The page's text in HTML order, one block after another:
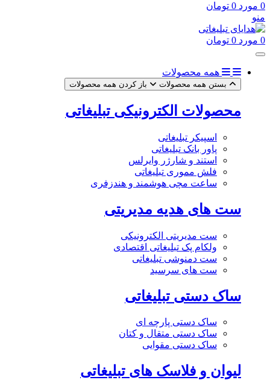
0 مورد 0 تومان
منو
0 مورد 0 تومان
همه محصولات
بستن همه محصولات باز کردن همه محصولات
محصولات الکترونیکی تبلیغاتی
اسپیکر تبلیغاتی
پاور بانک تبلیغاتی
استند و شارژر وایرلس
فلش مموری تبلیغاتی
ساعت مچی هوشمند و هندزفری
ست های هدیه مدیریتی
ست مدیریتی الکترونیکی
ولکام پک تبلیغاتی اقتصادی
ست دمنوشی تبلیغاتی
ست های سرسید
ساک دستی تبلیغاتی
ساک دستی پارچه ای
ساک دستی متقال و کتان
ساک دستی مقوایی
لیوان و فلاسک های تبلیغاتی